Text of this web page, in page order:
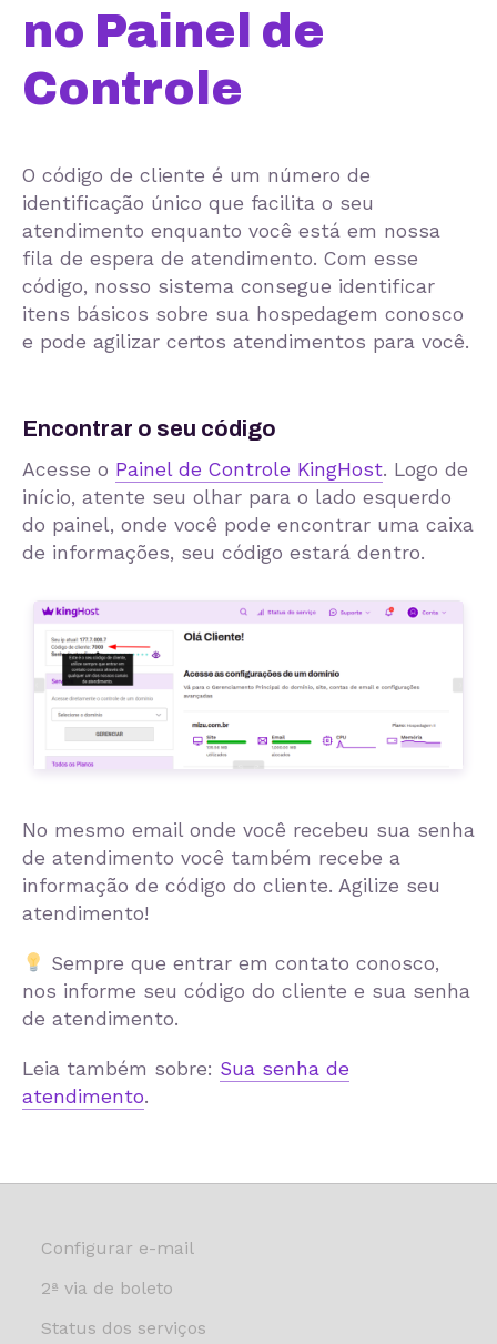
no Painel de
Controle
O código de cliente é um número de
identificação único que facilita o seu
atendimento enquanto você está em nossa
fila de espera de atendimento. Com esse
código, nosso sistema consegue identificar
itens básicos sobre sua hospedagem conosco
e pode agilizar certos atendimentos para você.
Encontrar o seu código
Acesse o Painel de Controle KingHost. Logo de
início, atente seu olhar para o lado esquerdo
do painel, onde você pode encontrar uma caixa
de informações, seu código estará dentro.
No mesmo email onde você recebeu sua senha
de atendimento você também recebe a
informação de código do cliente. Agilize seu
atendimento!
Sempre que entrar em contato conosco,
nos informe seu código do cliente e sua senha
de atendimento.
Leia também sobre: Sua senha de
atendimento.
Configurar e-mail
2ª via de boleto
Status dos serviços